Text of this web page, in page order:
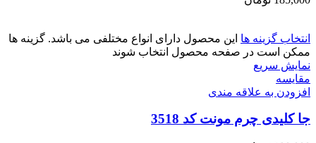
انتخاب گزینه ها این محصول دارای انواع مختلفی می باشد. گزینه ها
ممکن است در صفحه محصول انتخاب شوند
نمایش سریع
مقايسه
افزودن به علاقه مندی
جا کلیدی چرم مونت کد 3518